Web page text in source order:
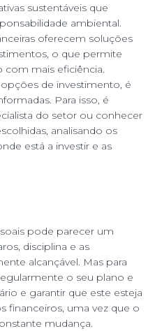
sustentáveis que
ambiental.
oferecem soluções
o que permite
com mais eficiência.
de investimento, é
Para isso, é
do setor ou conhecer
analisando os
está a investir e as
pode parecer um
disciplina e as
alcançável. Mas para
o seu plano e
e garantir que este esteja
financeiros, uma vez que o
mudança.